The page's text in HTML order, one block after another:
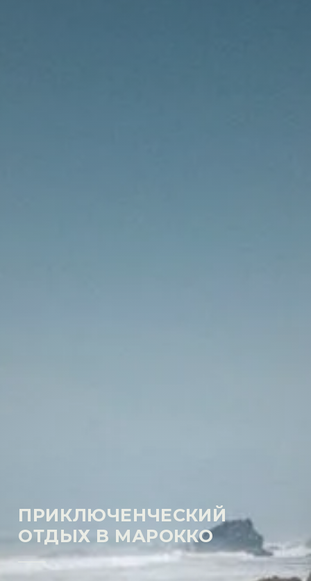
ПРИКЛЮЧЕНЧЕСКИЙ
ОТДЫХ В МАРОККО